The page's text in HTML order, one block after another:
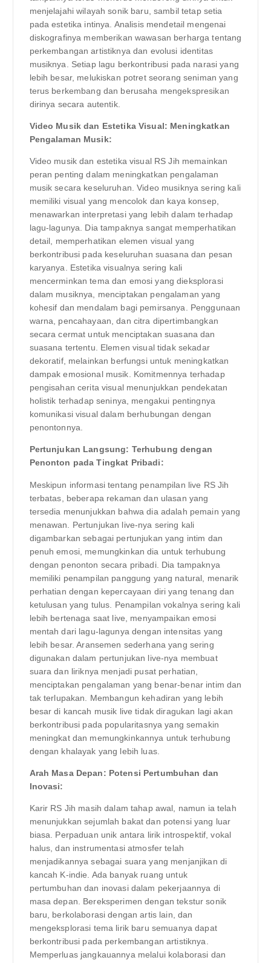
menjelajahi wilayah sonik baru, sambil tetap setia
pada estetika intinya. Analisis mendetail mengenai
diskografinya memberikan wawasan berharga tentang
perkembangan artistiknya dan evolusi identitas
musiknya. Setiap lagu berkontribusi pada narasi yang
lebih besar, melukiskan potret seorang seniman yang
terus berkembang dan berusaha mengekspresikan
dirinya secara autentik.
Video Musik dan Estetika Visual: Meningkatkan
Pengalaman Musik:
Video musik dan estetika visual RS Jih memainkan
peran penting dalam meningkatkan pengalaman
musik secara keseluruhan. Video musiknya sering kali
memiliki visual yang mencolok dan kaya konsep,
menawarkan interpretasi yang lebih dalam terhadap
lagu-lagunya. Dia tampaknya sangat memperhatikan
detail, memperhatikan elemen visual yang
berkontribusi pada keseluruhan suasana dan pesan
karyanya. Estetika visualnya sering kali
mencerminkan tema dan emosi yang dieksplorasi
dalam musiknya, menciptakan pengalaman yang
kohesif dan mendalam bagi pemirsanya. Penggunaan
warna, pencahayaan, dan citra dipertimbangkan
secara cermat untuk menciptakan suasana dan
suasana tertentu. Elemen visual tidak sekadar
dekoratif, melainkan berfungsi untuk meningkatkan
dampak emosional musik. Komitmennya terhadap
pengisahan cerita visual menunjukkan pendekatan
holistik terhadap seninya, mengakui pentingnya
komunikasi visual dalam berhubungan dengan
penontonnya.
Pertunjukan Langsung: Terhubung dengan
Penonton pada Tingkat Pribadi:
Meskipun informasi tentang penampilan live RS Jih
terbatas, beberapa rekaman dan ulasan yang
tersedia menunjukkan bahwa dia adalah pemain yang
menawan. Pertunjukan live-nya sering kali
digambarkan sebagai pertunjukan yang intim dan
penuh emosi, memungkinkan dia untuk terhubung
dengan penonton secara pribadi. Dia tampaknya
memiliki penampilan panggung yang natural, menarik
perhatian dengan kepercayaan diri yang tenang dan
ketulusan yang tulus. Penampilan vokalnya sering kali
lebih bertenaga saat live, menyampaikan emosi
mentah dari lagu-lagunya dengan intensitas yang
lebih besar. Aransemen sederhana yang sering
digunakan dalam pertunjukan live-nya membuat
suara dan liriknya menjadi pusat perhatian,
menciptakan pengalaman yang benar-benar intim dan
tak terlupakan. Membangun kehadiran yang lebih
besar di kancah musik live tidak diragukan lagi akan
berkontribusi pada popularitasnya yang semakin
meningkat dan memungkinkannya untuk terhubung
dengan khalayak yang lebih luas.
Arah Masa Depan: Potensi Pertumbuhan dan
Inovasi:
Karir RS Jih masih dalam tahap awal, namun ia telah
menunjukkan sejumlah bakat dan potensi yang luar
biasa. Perpaduan unik antara lirik introspektif, vokal
halus, dan instrumentasi atmosfer telah
menjadikannya sebagai suara yang menjanjikan di
kancah K-indie. Ada banyak ruang untuk
pertumbuhan dan inovasi dalam pekerjaannya di
masa depan. Bereksperimen dengan tekstur sonik
baru, berkolaborasi dengan artis lain, dan
mengeksplorasi tema lirik baru semuanya dapat
berkontribusi pada perkembangan artistiknya.
Memperluas jangkauannya melalui kolaborasi dan